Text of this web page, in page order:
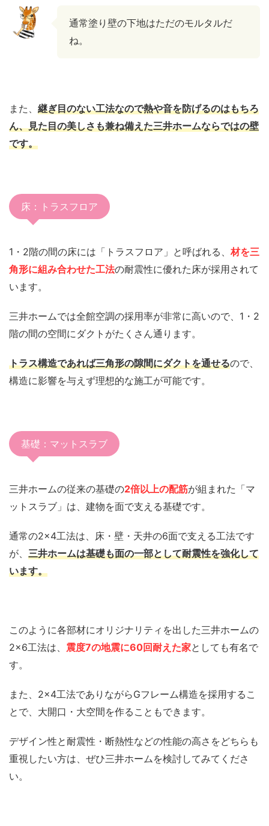
通常塗り壁の下地はただのモルタルだ
ね。
また、 継ぎ目のない工法なので熱や音を防げるのはもちろ
ん、見た目の美しさも兼ね備えた三井ホームならではの壁
です。
床：トラスフロア
1・2階の間の床には「トラスフロア」と呼ばれる、 材を三
角形に組み合わせた工法の耐震性に優れた床が採用されて
います。
三井ホームでは全館空調の採用率が非常に高いので、1・2
階の間の空間にダクトがたくさん通ります。
トラス構造であれば三角形の隙間にダクトを通せるので、
構造に影響を与えず理想的な施工が可能です。
基礎：マットスラブ
三井ホームの従来の基礎の2倍以上の配筋が組まれた「マ
ットスラブ」は、建物を面で支える基礎です。
通常の2×4工法は、床・壁・天井の6面で支える工法です
が、 三井ホームは基礎も面の一部として耐震性を強化して
います。
このように各部材にオリジナリティを出した三井ホームの
2×6工法は、 震度7の地震に60回耐えた家としても有名で
す。
また、2×4工法でありながらGフレーム構造を採用するこ
とで、大開口・大空間を作ることもできます。
デザイン性と耐震性・断熱性などの性能の高さをどちらも
重視したい方は、ぜひ三井ホームを検討してみてくださ
い。